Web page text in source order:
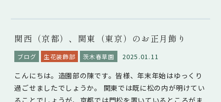
関西（京都）、関東（東京）のお正月飾り
ブログ 生花装飾部 茨木春草園 2025.01.11
こんにちは。造園部の陳です。皆様、年末年始はゆっくり
過ごせましたでしょうか。 関東では既に松の内が明けてい
ることでしょうが、京都では門松を置いているところがま